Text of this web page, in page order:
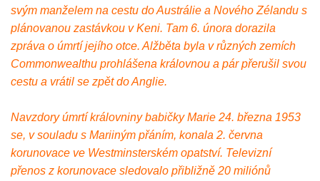
svým manželem na cestu do Austrálie a Nového Zélandu s
plánovanou zastávkou v Keni. Tam 6. února dorazila
zpráva o úmrtí jejího otce. Alžběta byla v různých zemích
Commonwealthu prohlášena královnou a pár přerušil svou
cestu a vrátil se zpět do Anglie.
Navzdory úmrtí královniny babičky Marie 24. března 1953
se, v souladu s Mariiným přáním, konala 2. června
korunovace ve Westminsterském opatství. Televizní
přenos z korunovace sledovalo přibližně 20 miliónů